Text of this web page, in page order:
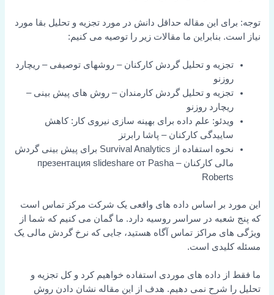
توجه: برای این مقاله حداقل دانش در مورد تجزیه و تحلیل بقا مورد
نیاز است. بنابراین ما مقالات زیر را توصیه می کنیم:
تجزیه و تحلیل گردش کارکنان – روشهای توصیفی – ریچارد
روزنو
تجزیه و تحلیل گردش کارمندان – روش های پیش بینی –
ریچارد روزنو
ویدئو: علم داده برای بهینه سازی نیروی کار: کاهش
ساییدگی کارکنان – پاشا رابرتز
نحوه استفاده از Survival Analytics برای پیش بینی گردش
مالی کارکنان – презентация slideshare от Pasha
Roberts
این مورد بر اساس داده های واقعی یک شرکت مرکز تماس است
که پنج شعبه در سراسر روسیه دارد. ما گمان می کنیم که شما از
ویژگی های مراکز تماس آگاه هستید، جایی که نرخ گردش مالی یک
مسئله کلیدی است.
ما فقط از داده های موردی استفاده خواهیم کرد و کل تجزیه و
تحلیل را شرح نمی دهیم. هدف از این مقاله نشان دادن روش